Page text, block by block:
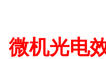
微机光电